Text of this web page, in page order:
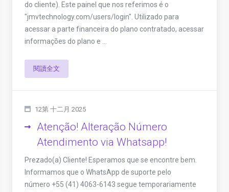
do cliente). Este painel que nos referimos é o
"jmvtechnology.com/users/login". Utilizado para
acessar a parte financeira do plano contratado, acessar
informações do plano e ...
閱讀全文
12第 十二月 2025
Atenção! Alteração Número
Atendimento via Whatsapp!
Prezado(a) Cliente! Esperamos que se encontre bem.
Informamos que o WhatsApp de suporte pelo
número +55 (41) 4063-6143 segue temporariamente